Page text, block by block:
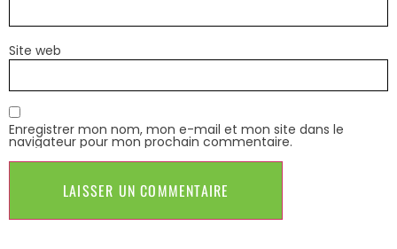
Site web
Enregistrer mon nom, mon e-mail et mon site dans le
navigateur pour mon prochain commentaire.